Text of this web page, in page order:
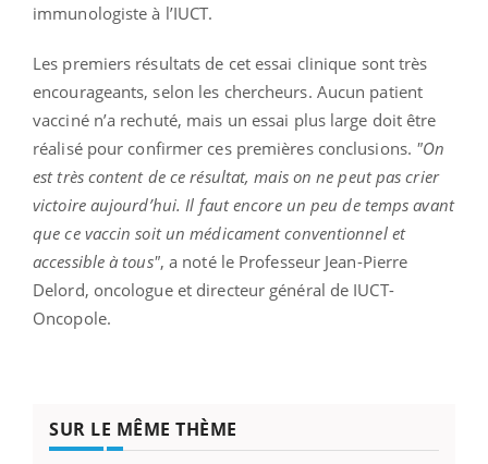
immunologiste à l’IUCT.
Les premiers résultats de cet essai clinique sont très
encourageants, selon les chercheurs. Aucun patient
vacciné n’a rechuté, mais un essai plus large doit être
réalisé pour confirmer ces premières conclusions. "On
est très content de ce résultat, mais on ne peut pas crier
victoire aujourd’hui. Il faut encore un peu de temps avant
que ce vaccin soit un médicament conventionnel et
accessible à tous", a noté le Professeur Jean-Pierre
Delord, oncologue et directeur général de IUCT-
Oncopole.
SUR LE MÊME THÈME